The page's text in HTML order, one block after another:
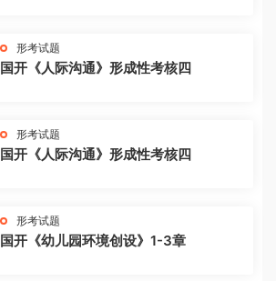
形考试题
国开《人际沟通》形成性考核四
形考试题
国开《人际沟通》形成性考核四
形考试题
国开《幼儿园环境创设》1-3章